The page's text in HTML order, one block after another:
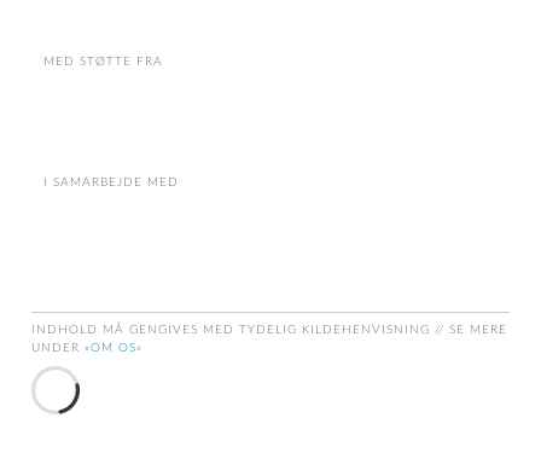
MED STØTTE FRA
I SAMARBEJDE MED
INDHOLD MÅ GENGIVES MED TYDELIG KILDEHENVISNING // SE MERE
UNDER »OM OS«